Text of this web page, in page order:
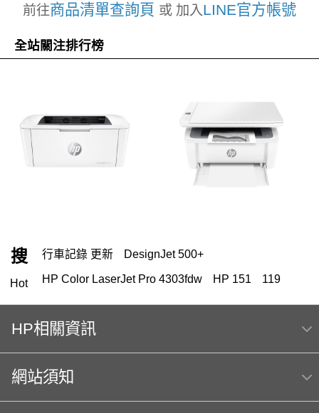
前往商品清單查詢頁 或 加入LINE官方帳號
全站關注排行榜
搜
Hot
行車記錄 更新 DesignJet 500+
HP Color LaserJet Pro 4303fdw HP 151 119
HP 222
HP Color Laser jet M856dn A3彩色雷射印表機
(T3U51A) 日本製
m254dw
OmniBook Ultra Flip 14
HP相關資訊
網站須知